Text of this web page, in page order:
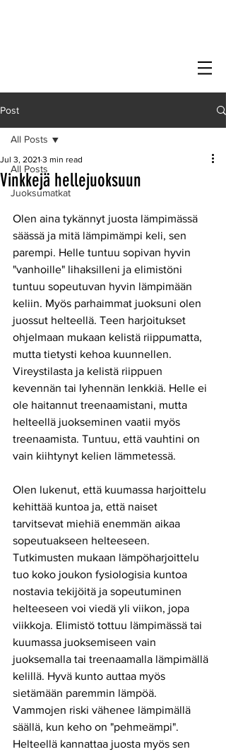
Post
All Posts
Juoksumatkat
All Posts
Vinkkejä hellejuoksuun
Jul 3, 2021 3 min read
Olen aina tykännyt juosta lämpimässä
säässä ja mitä lämpimämpi keli, sen
parempi. Helle tuntuu sopivan hyvin
"vanhoille" lihaksilleni ja elimistöni
tuntuu sopeutuvan hyvin lämpimään
keliin. Myös parhaimmat juoksuni olen
juossut helteellä. Teen harjoitukset
ohjelmaan mukaan kelistä riippumatta,
mutta tietysti kehoa kuunnellen.
Vireystilasta ja kelistä riippuen
kevennän tai lyhennän lenkkiä. Helle ei
ole haitannut treenaamistani, mutta
helteellä juokseminen vaatii myös
treenaamista. Tuntuu, että vauhtini on
vain kiihtynyt kelien lämmetessä.
Olen lukenut, että kuumassa harjoittelu
kehittää kuntoa ja, että naiset
tarvitsevat miehiä enemmän aikaa
sopeutuakseen helteeseen.
Tutkimusten mukaan lämpöharjoittelu
tuo koko joukon fysiologisia kuntoa
nostavia tekijöitä ja sopeutuminen
helteeseen voi viedä yli viikon, jopa
viikkoja. Elimistö tottuu lämpimässä tai
kuumassa juoksemiseen vain
juoksemalla tai treenaamalla lämpimällä
kelillä. Hyvä kunto auttaa myös
sietämään paremmin lämpöä.
Vammojen riski vähenee lämpimällä
säällä, kun keho on "pehmeämpi".
Helteellä kannattaa juosta myös sen